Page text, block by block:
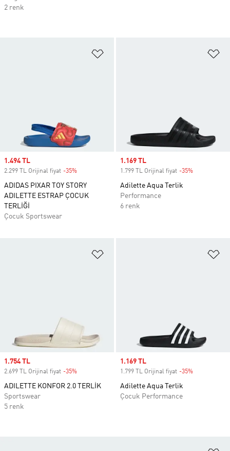
Sale price
1.494 TL
2.299 TL Orijinal fiyat -35%
ADIDAS PIXAR TOY STORY
ADILETTE ESTRAP ÇOCUK
TERLİĞİ
Çocuk Sportswear
Sale price
1.169 TL
1.799 TL Orijinal fiyat -35%
Adilette Aqua Terlik
Performance
6 renk
Sale price
1.754 TL
2.699 TL Orijinal fiyat -35%
ADILETTE KONFOR 2.0 TERLİK
Sportswear
5 renk
Sale price
1.169 TL
1.799 TL Orijinal fiyat -35%
Adilette Aqua Terlik
Çocuk Performance
2 renk